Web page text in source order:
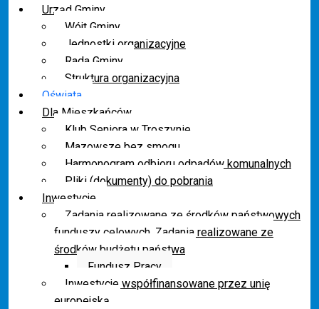
Urząd Gminy
Wójt Gminy
Jednostki organizacyjne
Rada Gminy
Struktura organizacyjna
Oświata
Dla Mieszkańców
Klub Seniora w Troszynie
Mazowsze bez smogu
Harmonogram odbioru odpadów komunalnych
Pliki (dokumenty) do pobrania
Inwestycje
Zadania realizowane ze środków państwowych
funduszy celowych. Zadania realizowane ze
środków budżetu państwa
Fundusz Pracy
Inwestycje współfinansowane przez unię
europejską